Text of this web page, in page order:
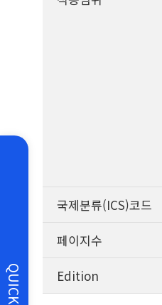
QUICK
국제분류(ICS)코드
페이지수
Edition